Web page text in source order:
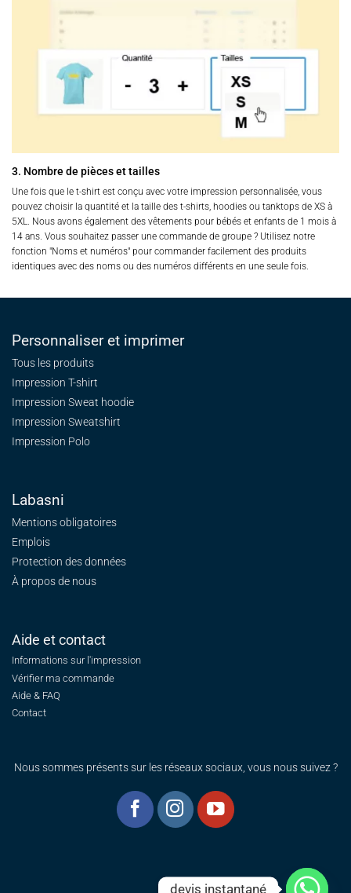
3. Nombre de pièces et tailles
Une fois que le t-shirt est conçu avec votre impression personnalisée, vous
pouvez choisir la quantité et la taille des t-shirts, hoodies ou tanktops de XS à
5XL. Nous avons également des vêtements pour bébés et enfants de 1 mois à
14 ans. Vous souhaitez passer une commande de groupe ? Utilisez notre
fonction "Noms et numéros" pour commander facilement des produits
identiques avec des noms ou des numéros différents en une seule fois.
Personnaliser et imprimer
Tous les produits
Impression T-shirt
Impression Sweat hoodie
Impression Sweatshirt
Impression Polo
Labasni
Mentions obligatoires
Emplois
Protection des données
À propos de nous
Aide et contact
Informations sur l'impression
Vérifier ma commande
Aide & FAQ
Contact
Nous sommes présents sur les réseaux sociaux, vous nous suivez ?
devis instantané